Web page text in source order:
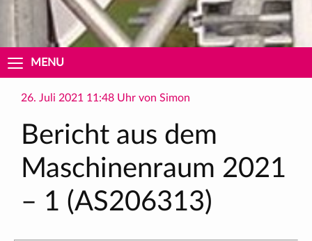
MENU
26. Juli 2021 11:48 Uhr von Simon
Bericht aus dem
Maschinenraum 2021
– 1 (AS206313)